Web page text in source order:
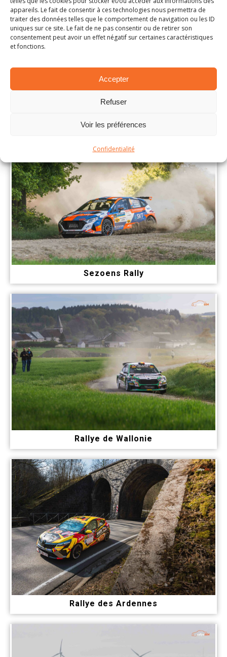
appareils. Le fait de consentir à ces technologies nous permettra de
traiter des données telles que le comportement de navigation ou les ID
uniques sur ce site. Le fait de ne pas consentir ou de retirer son
consentement peut avoir un effet négatif sur certaines caractéristiques
et fonctions.
Accepter
Refuser
Voir les préférences
Confidentialité
Sezoens Rally
Rallye de Wallonie
Rallye des Ardennes